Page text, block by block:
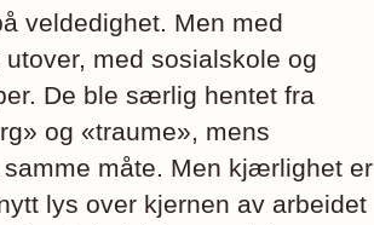
veldedighet. Men med
med sosialskole og
De ble særlig hentet fra
og «traume», mens
måte. Men kjærlighet er
lys over kjernen av arbeidet